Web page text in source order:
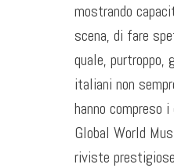
mostrando
scena, di fare
quale,
italiani non
hanno compreso
Global World
riviste